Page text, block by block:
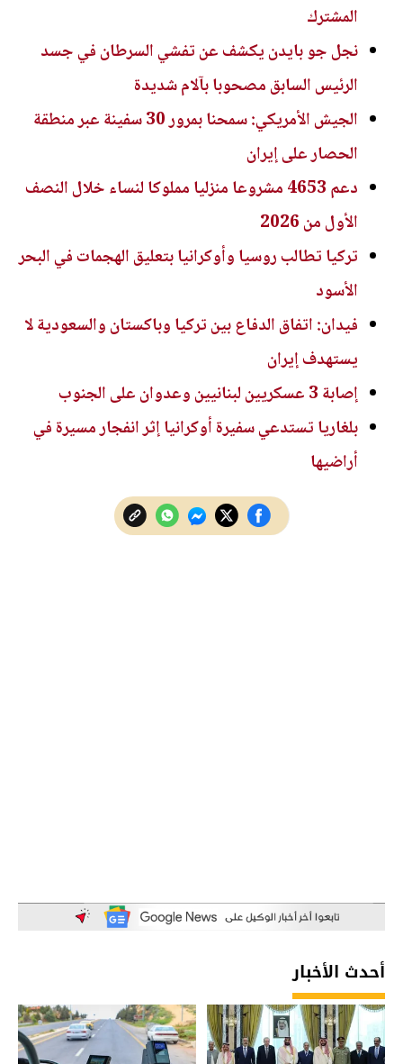
المشترك
نجل جو بايدن يكشف عن تفشي السرطان في جسد
الرئيس السابق مصحوبا بآلام شديدة
الجيش الأمريكي: سمحنا بمرور 30 سفينة عبر منطقة
الحصار على إيران
دعم 4653 مشروعا منزليا مملوكا لنساء خلال النصف
الأول من 2026
تركيا تطالب روسيا وأوكرانيا بتعليق الهجمات في البحر
الأسود
فيدان: اتفاق الدفاع بين تركيا وباكستان والسعودية لا
يستهدف إيران
إصابة 3 عسكريين لبنانيين وعدوان على الجنوب
بلغاريا تستدعي سفيرة أوكرانيا إثر انفجار مسيرة في
أراضيها
أحدث الأخبار